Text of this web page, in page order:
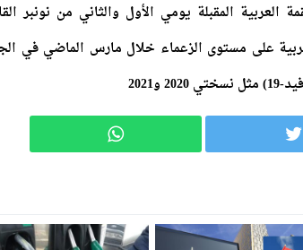
العربية المقبلة يومي الأول والثاني من نونبر
على مستوى الزعماء خلال مارس الماضي في